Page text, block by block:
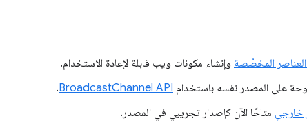
وإنشاء مكونات ويب قابلة لإعادة الاستخدام.
على المصدر نفسه باستخدام BroadcastChannel API
.
خارجي متاحًا الآن كإصدار تجريبي في المصدر.